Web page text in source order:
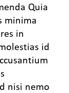
Quia
minima
in
id
nisi nemo